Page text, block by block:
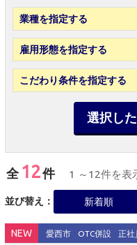
業種を指定する
雇用形態を指定する
こだわり条件を指定する
選択し
全 12件 1 ～12件を表
並び替え： 新着順
NEW 愛西市 OTC併設 正社